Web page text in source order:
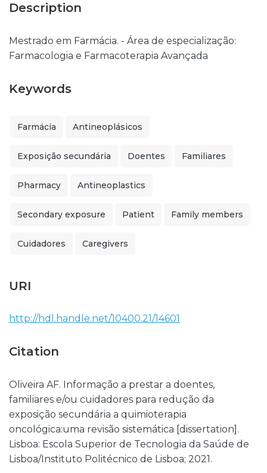
Description
Mestrado em Farmácia. - Área de especialização:
Farmacologia e Farmacoterapia Avançada
Keywords
Farmácia Antineoplásicos
Exposição secundária Doentes Familiares
Pharmacy Antineoplastics
Secondary exposure Patient Family members
Cuidadores Caregivers
URI
http://hdl.handle.net/10400.21/14601
Citation
Oliveira AF. Informação a prestar a doentes,
familiares e/ou cuidadores para redução da
exposição secundária a quimioterapia
oncológica:uma revisão sistemática [dissertation].
Lisboa: Escola Superior de Tecnologia da Saúde de
Lisboa/Instituto Politécnico de Lisboa; 2021.